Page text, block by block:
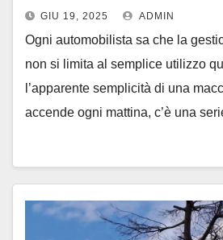
GIU 19, 2025 ADMIN
Ogni automobilista sa che la
non si limita al semplice utilizzo
l’apparente semplicità di una
accende ogni mattina, c’è una